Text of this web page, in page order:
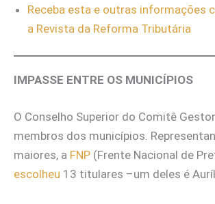
Receba esta e outras informações
a Revista da Reforma Tributária
IMPASSE ENTRE OS MUNICÍPIOS
O Conselho Superior do Comitê
membros dos municípios.
maiores, a FNP (Frente Nacional de
escolheu 13 titulares –um deles é